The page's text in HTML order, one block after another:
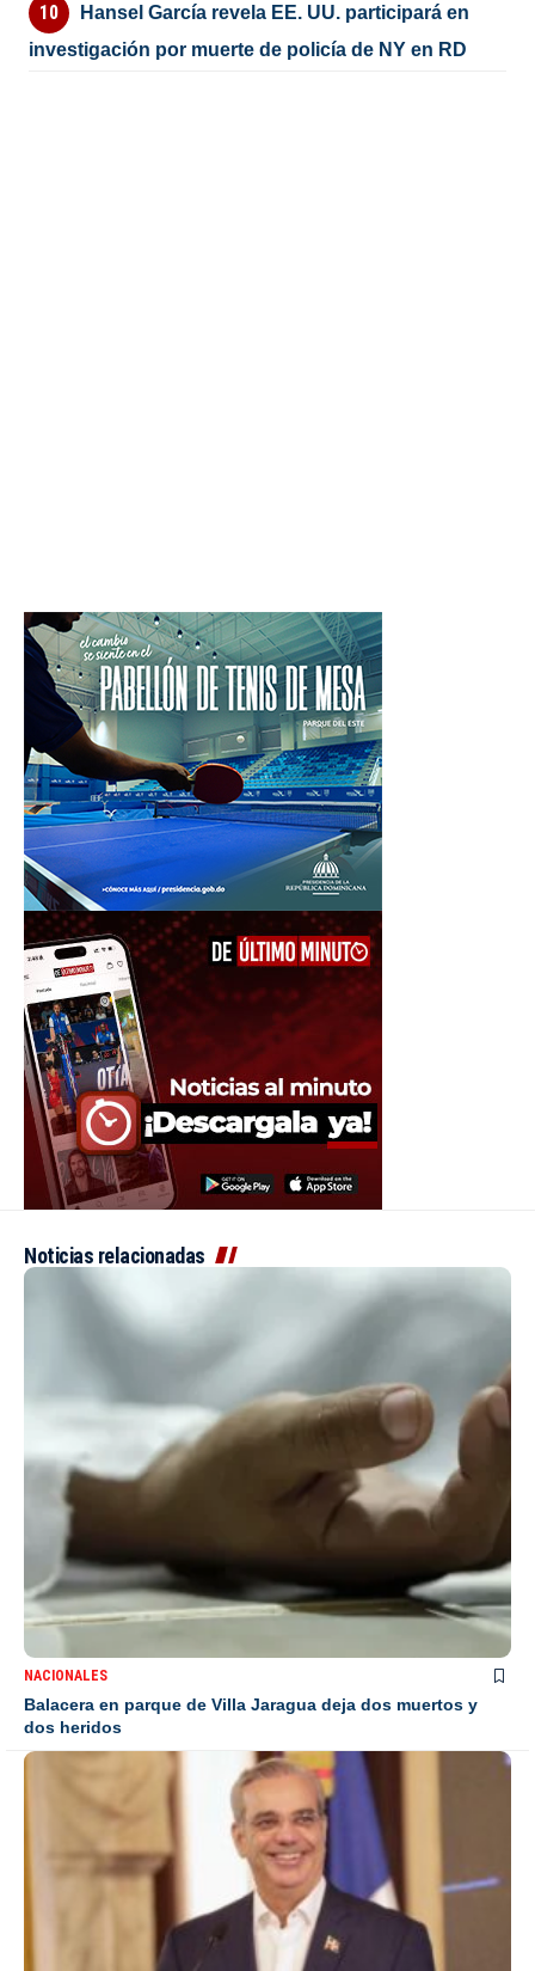
Hansel García revela EE. UU. participará en
investigación por muerte de policía de NY en RD
Noticias relacionadas
NACIONALES
Balacera en parque de Villa Jaragua deja dos muertos y
dos heridos